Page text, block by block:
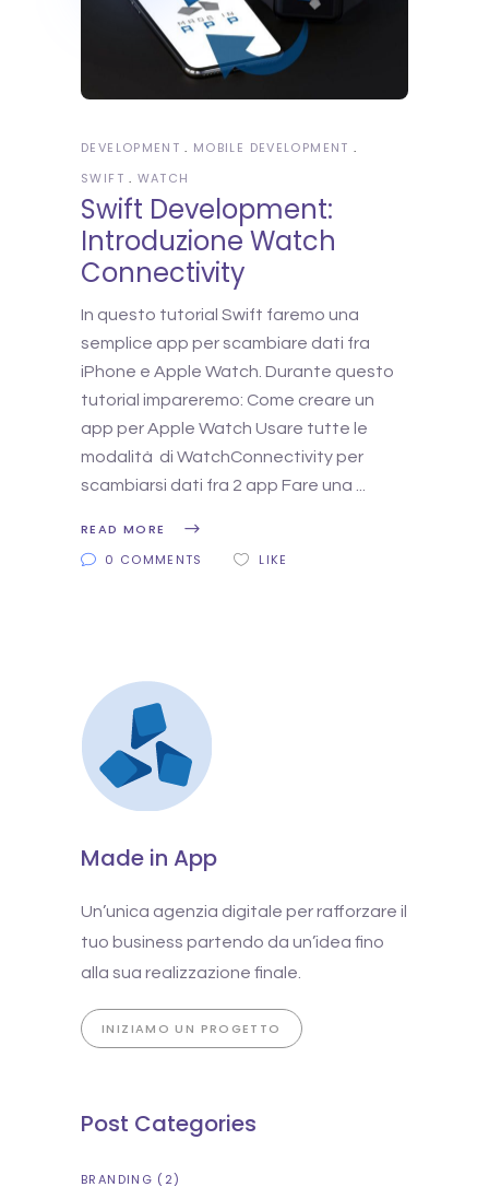
DEVELOPMENT
MOBILE DEVELOPMENT
SWIFT
WATCH
Swift Development:
Introduzione Watch
Connectivity
In questo tutorial Swift faremo una
semplice app per scambiare dati fra
iPhone e Apple Watch. Durante questo
tutorial impareremo: Come creare un
app per Apple Watch Usare tutte le
modalità di WatchConnectivity per
scambiarsi dati fra 2 app Fare una
READ MORE
0 COMMENTS
LIKE
Made in App
Un’unica agenzia digitale per rafforzare il
tuo business partendo da un’idea fino
alla sua realizzazione finale.
INIZIAMO UN PROGETTO
Post Categories
BRANDING (2)